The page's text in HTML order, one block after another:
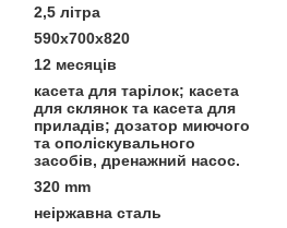
2,5 літра
590x700x820
12 месяців
касета для тарілок; касета
для склянок та касета для
приладів; дозатор миючого
та ополіскувального
засобів, дренажний насос.
320 mm
неіржавна сталь